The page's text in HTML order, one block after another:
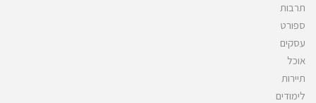
תרבות
ספורט
עסקים
אוכל
תיירות
לימודים